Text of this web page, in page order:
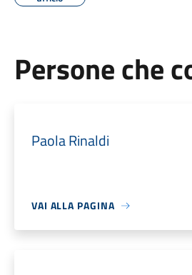
Persone che
Paola Rinaldi
VAI ALLA PAGINA